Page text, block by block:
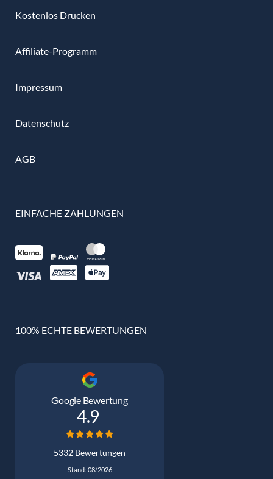
Kostenlos Drucken
Affiliate-Programm
Impressum
Datenschutz
AGB
EINFACHE ZAHLUNGEN
100% ECHTE BEWERTUNGEN
Google Bewertung
4.9
5332 Bewertungen
Stand: 08/2026